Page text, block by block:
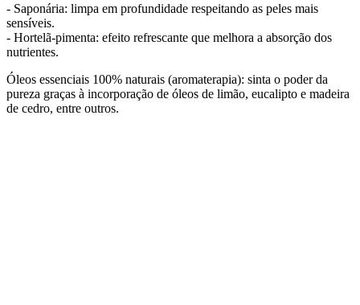
- Saponária: limpa em profundidade respeitando as peles mais
sensíveis.
- Hortelã-pimenta: efeito refrescante que melhora a absorção dos
nutrientes.
Óleos essenciais 100% naturais (aromaterapia): sinta o poder da
pureza graças à incorporação de óleos de limão, eucalipto e madeira
de cedro, entre outros.